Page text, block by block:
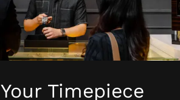
Your Timepiece